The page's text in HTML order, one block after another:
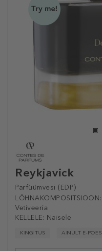
Reykjavick
Parfüümvesi (EDP)
LÕHNAKOMPOSITSIOON:
Vetiveeria
KELLELE: Naisele
KINGITUS AINULT E-POES